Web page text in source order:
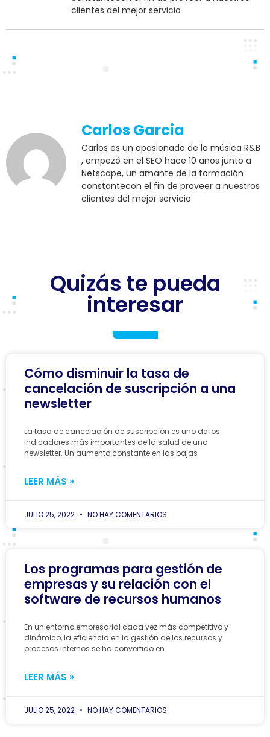
clientes del mejor servicio
Carlos Garcia
Carlos es un apasionado de la música R&B
, empezó en el SEO hace 10 años junto a
Netscape, un amante de la formación
constantecon el fin de proveer a nuestros
clientes del mejor servicio
Quizás te pueda
interesar
Cómo disminuir la tasa de
cancelación de suscripción a una
newsletter
La tasa de cancelación de suscripción es uno de los
indicadores más importantes de la salud de una
newsletter. Un aumento constante en las bajas
LEER MÁS »
JULIO 25, 2022 NO HAY COMENTARIOS
Los programas para gestión de
empresas y su relación con el
software de recursos humanos
En un entorno empresarial cada vez más competitivo y
dinámico, la eficiencia en la gestión de los recursos y
procesos internos se ha convertido en
LEER MÁS »
JULIO 25, 2022 NO HAY COMENTARIOS